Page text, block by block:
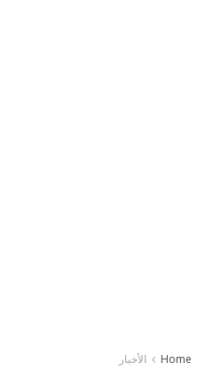
Home الأخبار